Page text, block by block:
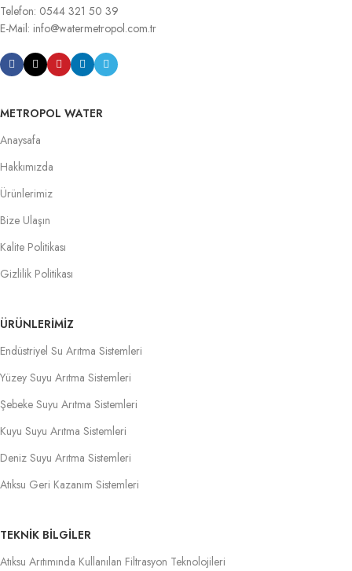
Telefon: 0544 321 50 39
E-Mail: info@watermetropol.com.tr
METROPOL WATER
Anaysafa
Hakkımızda
Ürünlerimiz
Bize Ulaşın
Kalite Politikası
Gizlilik Politikası
ÜRÜNLERIMIZ
Endüstriyel Su Arıtma Sistemleri
Yüzey Suyu Arıtma Sistemleri
Şebeke Suyu Arıtma Sistemleri
Kuyu Suyu Arıtma Sistemleri
Deniz Suyu Arıtma Sistemleri
Atıksu Geri Kazanım Sistemleri
TEKNİK BİLGİLER
Atıksu Arıtımında Kullanılan Filtrasyon Teknolojileri